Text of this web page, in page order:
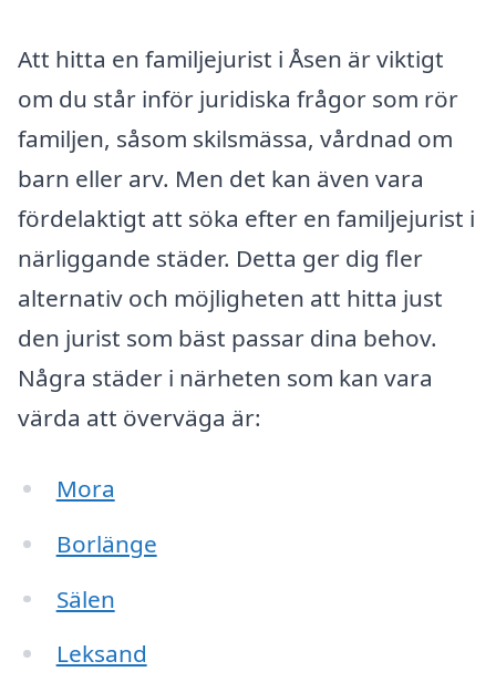
Att hitta en familjejurist i Åsen är viktigt
om du står inför juridiska frågor som rör
familjen, såsom skilsmässa, vårdnad om
barn eller arv. Men det kan även vara
fördelaktigt att söka efter en familjejurist i
närliggande städer. Detta ger dig fler
alternativ och möjligheten att hitta just
den jurist som bäst passar dina behov.
Några städer i närheten som kan vara
värda att överväga är:
Mora
Borlänge
Sälen
Leksand